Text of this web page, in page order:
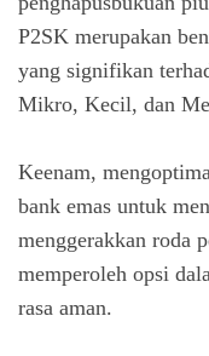
P2SK merupakan
yang signifikan
Mikro, Kecil, dan
Keenam,
bank emas untuk
menggerakkan roda
memperoleh opsi
rasa aman.